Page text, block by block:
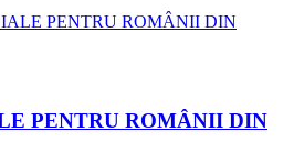
PENTRU ROMÂNII DIN